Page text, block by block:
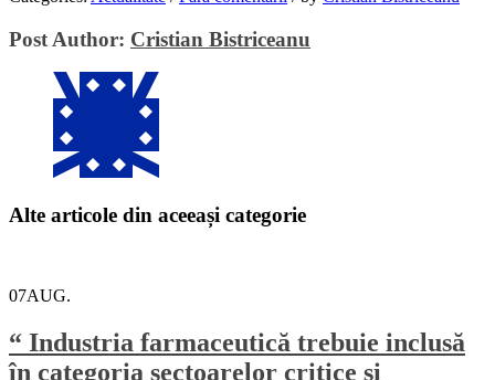
Post Author: Cristian Bistriceanu
Alte articole din aceeași categorie
07AUG.
“ Industria farmaceutică trebuie inclusă
în categoria sectoarelor critice și